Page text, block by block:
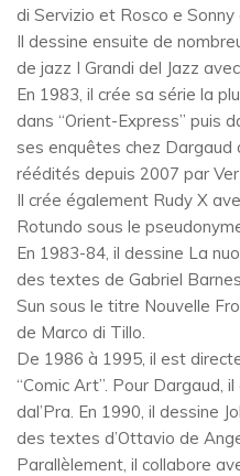
di Servizio et Rosco e Sonny
Il dessine ensuite de
de jazz I Grandi del Jazz
En 1983, il crée sa série la
dans “Orient-Express” puis
ses enquêtes chez
réédités depuis 2007 par
Il crée également Rudy X
Rotundo sous le
En 1983-84, il dessine La
des textes de Gabriel
Sun sous le titre Nouvelle
de Marco di Tillo.
De 1986 à 1995, il est
“Comic Art”. Pour Dargaud,
dal’Pra. En 1990, il dessine
des textes d’Ottavio de
Parallèlement, il collabore